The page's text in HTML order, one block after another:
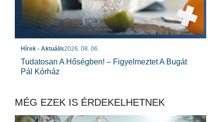
Hírek - Aktuális2026. 08. 06.
Tudatosan A Hőségben! – Figyelmeztet A Bugát
Pál Kórház
MÉG EZEK IS ÉRDEKELHETNEK